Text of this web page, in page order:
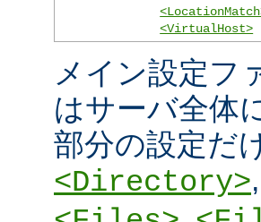
<VirtualHost>
メイン設定フ
はサーバ全体
部分の設定だ
<Directory>,